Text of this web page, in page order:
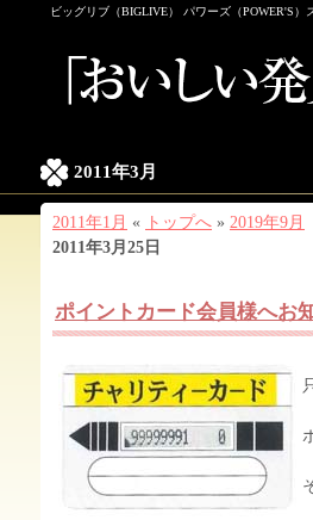
2011年3月
ビッグリブ（BIGLIVE） パワーズ（POWER'S
2011年1月 « トップへ » 2019年9月
2011年3月25日
ポイントカード会員様へお